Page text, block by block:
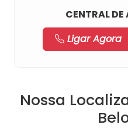
CENTRAL
Ligar Agora
Nossa